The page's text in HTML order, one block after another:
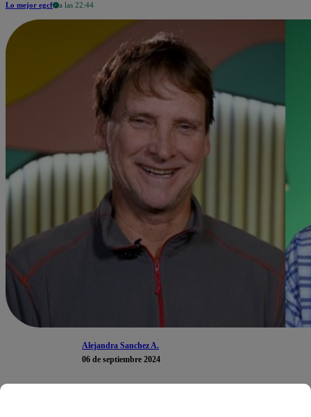
Lo mejor egcf a las 22:44
Alejandra Sanchez A.
06 de septiembre 2024